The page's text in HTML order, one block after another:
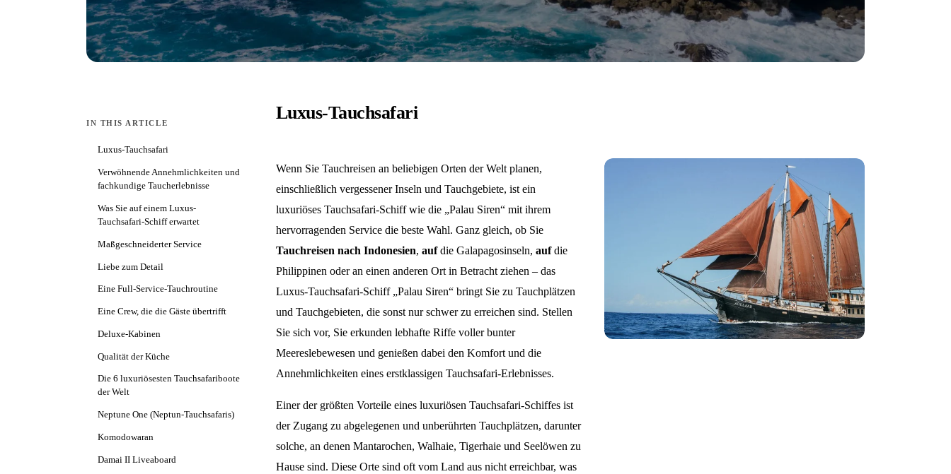
IN THIS ARTICLE
Luxus-Tauchsafari
Verwöhnende Annehmlichkeiten und
fachkundige Taucherlebnisse
Was Sie auf einem Luxus-
Tauchsafari-Schiff erwartet
Maßgeschneiderter Service
Liebe zum Detail
Eine Full-Service-Tauchroutine
Eine Crew, die die Gäste übertrifft
Deluxe-Kabinen
Qualität der Küche
Die 6 luxuriösesten Tauchsafariboote
der Welt
Neptune One (Neptun-Tauchsafaris)
Komodowaran
Damai II Liveaboard
Luxus-Tauchsafari
Wenn Sie Tauchreisen an beliebigen Orten der Welt planen,
einschließlich vergessener Inseln und Tauchgebiete, ist ein
luxuriöses Tauchsafari-Schiff wie die „Palau Siren“ mit ihrem
hervorragenden Service die beste Wahl. Ganz gleich, ob Sie
Tauchreisen nach Indonesien, aufdie Galapagosinseln, aufdie
Philippinen oder an einen anderen Ort in Betracht ziehen – das
Luxus-Tauchsafari-Schiff „Palau Siren“ bringt Sie zu Tauchplätzen
und Tauchgebieten, die sonst nur schwer zu erreichen sind. Stellen
Sie sich vor, Sie erkunden lebhafte Riffe voller bunter
Meereslebewesen und genießen dabei den Komfort und die
Annehmlichkeiten eines erstklassigen Tauchsafari-Erlebnisses.
Einer der größten Vorteile eines luxuriösen Tauchsafari-Schiffes ist
der Zugang zu abgelegenen und unberührten Tauchplätzen, darunter
solche, an denen Mantarochen, Walhaie, Tigerhaie und Seelöwen zu
Hause sind. Diese Orte sind oft vom Land aus nicht erreichbar, was